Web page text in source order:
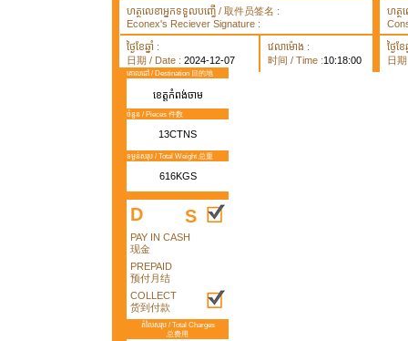
ហត្ថលេខាអ្នកទទួលបញ្ធើ / 取件员签名 :
Econex's Reciever Signature :
ហត្ថ
ថ្ងៃខែឆ្នាំ :
日期 / Date : 2024-12-07
វេលាម៉ោង :
时间 / Time :10:18:00
ថ្ងៃខែ
日
គោលដៅ / Destination 目的地
ខេត្តកំពង់ចាម
ចំនួន / Pieces 件数
13CTNS
ទម្ងន់សរុប / Total Weight 总重
616KGS
D S
PAY IN CASH
现金
PREPAID
预付月结
COLLECT
货到付款
តំលៃសរុប / Total Charges
总费用